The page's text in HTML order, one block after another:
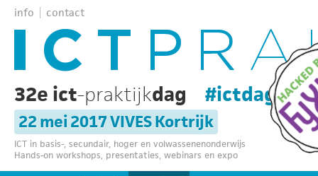
info contact
32e ict-praktijkdag #ictdag32
22 mei 2017 VIVES Kortrijk
ICT in basis-, secundair, hoger en volwassenenonderwijs
Hands-on workshops, presentaties, webinars en expo